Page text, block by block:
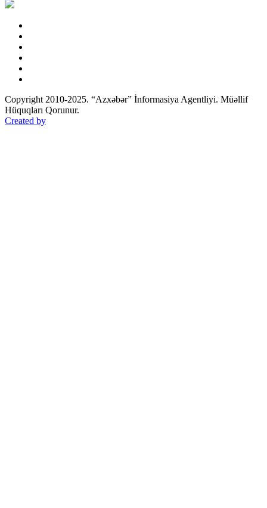
Copyright 2010-2025. “Azxəbər” İnformasiya Agentliyi. Müəllif
Hüquqları Qorunur.
Created by